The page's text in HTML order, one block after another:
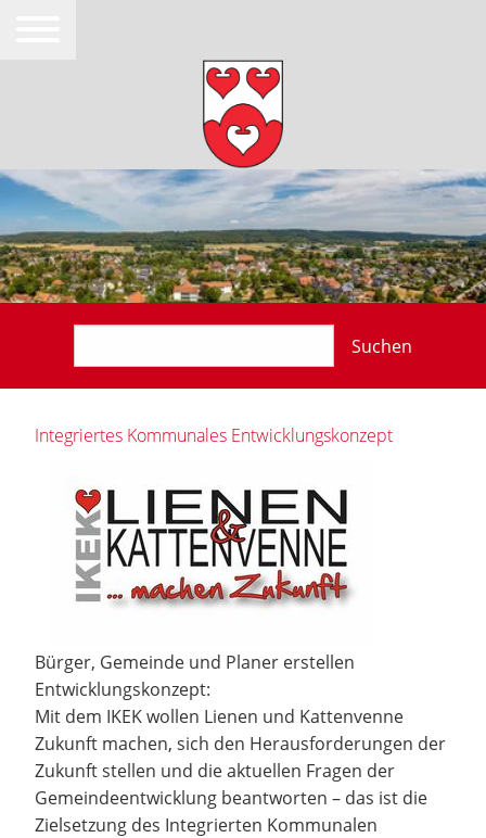
Suchen
Integriertes Kommunales Entwicklungskonzept
Bürger, Gemeinde und Planer erstellen
Entwicklungskonzept:
Mit dem IKEK wollen Lienen und Kattenvenne
Zukunft machen, sich den Herausforderungen der
Zukunft stellen und die aktuellen Fragen der
Gemeindeentwicklung beantworten – das ist die
Zielsetzung des Integrierten Kommunalen